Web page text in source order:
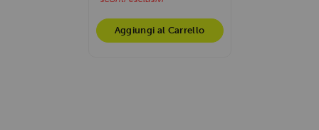
Aggiungi al Carrello